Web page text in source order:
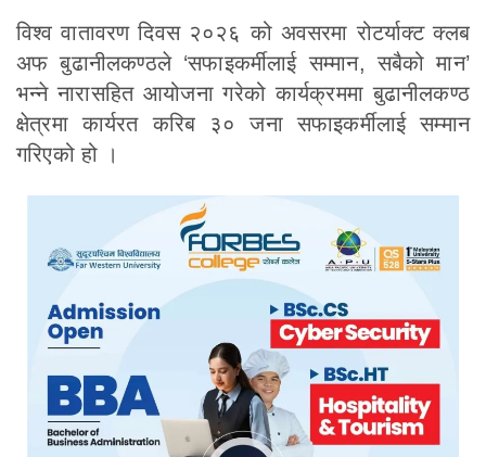
विश्व वातावरण दिवस २०२६ को अवसरमा रोटर्याक्ट क्लब
अफ बुढानीलकण्ठले ‘सफाइकर्मीलाई सम्मान, सबैको मान’
भन्ने नारासहित आयोजना गरेको कार्यक्रममा बुढानीलकण्ठ
क्षेत्रमा कार्यरत करिब ३० जना सफाइकर्मीलाई सम्मान
गरिएको हो ।